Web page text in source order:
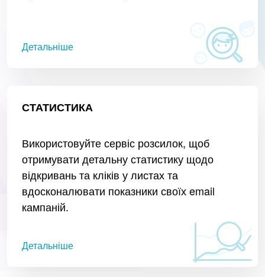
Детальніше
СТАТИСТИКА
Використовуйте сервіс розсилок, щоб
отримувати детальну статистику щодо
відкривань та кліків у листах та
вдосконалювати показники своїх email
кампаній.
Детальніше